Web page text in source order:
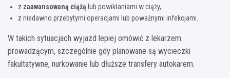
z zaawansowaną ciążą lub powikłaniami w ciąży,
z niedawno przebytymi operacjami lub poważnymi infekcjami.
W takich sytuacjach wyjazd lepiej omówić z lekarzem
prowadzącym, szczególnie gdy planowane są wycieczki
fakultatywne, nurkowanie lub dłuższe transfery autokarem.